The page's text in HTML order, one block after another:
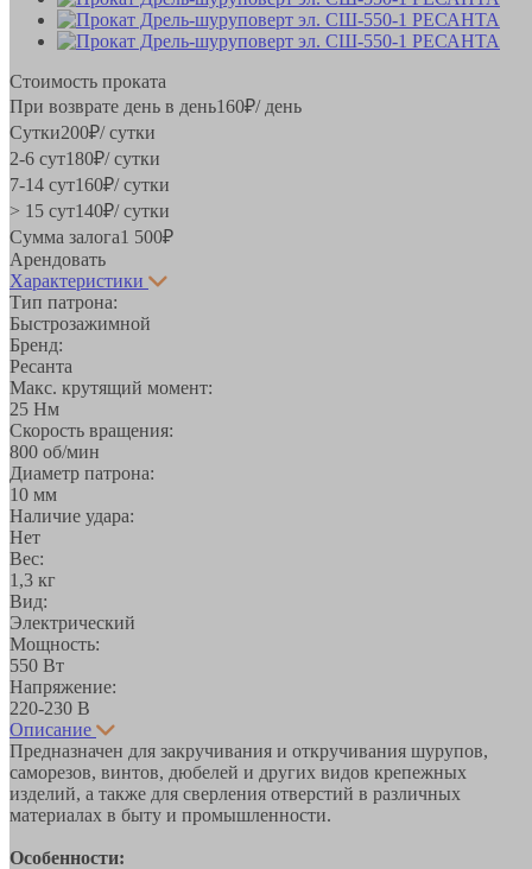
Стоимость проката
При возврате день в день160₽/ день
Сутки200₽/ сутки
2-6 сут180₽/ сутки
7-14 сут160₽/ сутки
> 15 сут140₽/ сутки
Сумма залога1 500₽
Арендовать
Характеристики
Тип патрона:
Быстрозажимной
Бренд:
Ресанта
Макс. крутящий момент:
25 Нм
Скорость вращения:
800 об/мин
Диаметр патрона:
10 мм
Наличие удара:
Нет
Вес:
1,3 кг
Вид:
Электрический
Мощность:
550 Вт
Напряжение:
220-230 В
Описание
Предназначен для закручивания и откручивания шурупов,
саморезов, винтов, дюбелей и других видов крепежных
изделий, а также для сверления отверстий в различных
материалах в быту и промышленности.
Особенности: